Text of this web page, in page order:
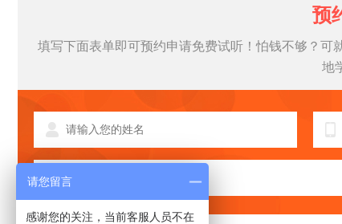
预
填写下面表单即可预约申请免费试听！怕钱不够？
地
请您留言
感谢您的关注，当前客服人员不在